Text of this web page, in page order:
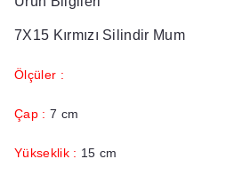
7X15 Kırmızı Silindir Mum
Ölçüler :
Çap : 7 cm
Yükseklik : 15 cm